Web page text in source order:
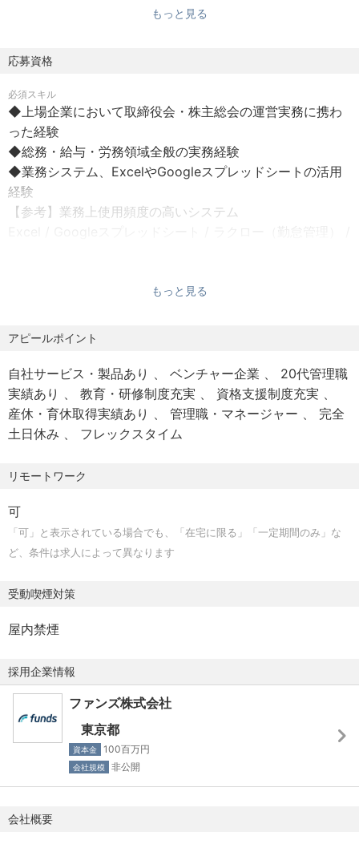
【給与・労務関連】※主に業務整理やメンバーマネジメント
・労務管理業務
・年末調整業務
・福利厚生関連業務
・衛生委員会運営業務
・上記事項のグループ会社運営サポート
・その他付随する業務
休日 ：完全週休2日制（土・日）、祝日、会社が定める
休暇 ：年次有給休暇（入社日時点で10日付与）、リフ
※ただし、上記に限定せず、スキル・経験・能力に応じて決
定します
※想定年俸には月45h分の固定残業代を含みます
通勤手当：会社規定に基づき支給（上限5万円/月）
社会保険：健康保険、厚生年金、労災保険、雇用保険
受動喫煙防止措置：屋内禁煙
もっと見る
応募資格
必須スキル
◆上場企業において取締役会・株主総会の運営実務に携わ
った経験
◆総務・給与・労務領域全般の実務経験
◆業務システム、ExcelやGoogleスプレッドシートの活用
経験
【参考】業務上使用頻度の高いシステム
◆チームマネジメントに携わった経験
◆衛生管理者資格
◆整っていない環境でも、ないものは自分でつくる意識で
業務に取り組んでいただける方
◆柔和なコミュニケーションで他部署と連携しつつ、自ら
情報を取りに行ける方
◆誠実でコンプライアンス意識を高く持ち、主体的に行動
◆知的好奇心が旺盛で、新しいことにチャレンジする意欲
を持っている方
◆例え負荷のかかる局面でも、前向きに困難を乗り越えら
れる方
もっと見る
アピールポイント
自社サービス・製品あり ベンチャー企業
20代管理職
実績あり
教育・研修制度充実
資格支援制度充実
産休・育休取得実績あり
管理職・マネージャー
完全
土日休み
フレックスタイム
リモートワーク
可
「可」と表示されている場合でも、「在宅に限る」「一定期間のみ」な
ど、条件は求人によって異なります
受動喫煙対策
屋内禁煙
採用企業情報
ファンズ株式会社
東京都
資本金 100百万円
会社規模 非公開
会社概要